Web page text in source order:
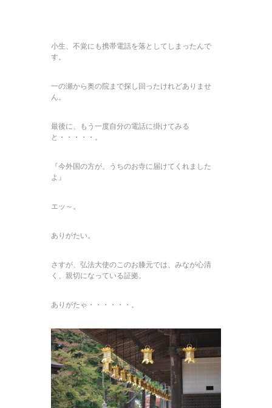
小生、不覚にも携帯電話を落としてしまったんで
す。
一の瀬から奥の院まで探し回ったけれどありませ
ん。
最後に、もう一度自分の電話に掛けてみる
と・・・・・。
『今外国の方が、うちのお寺に届けてくれました
よ』
エッ～。
ありがたい。
さすが、弘法大使のこのお膝元では、みなが心清
く、親切になっている証拠。
ありがたゃ・・・・・・。